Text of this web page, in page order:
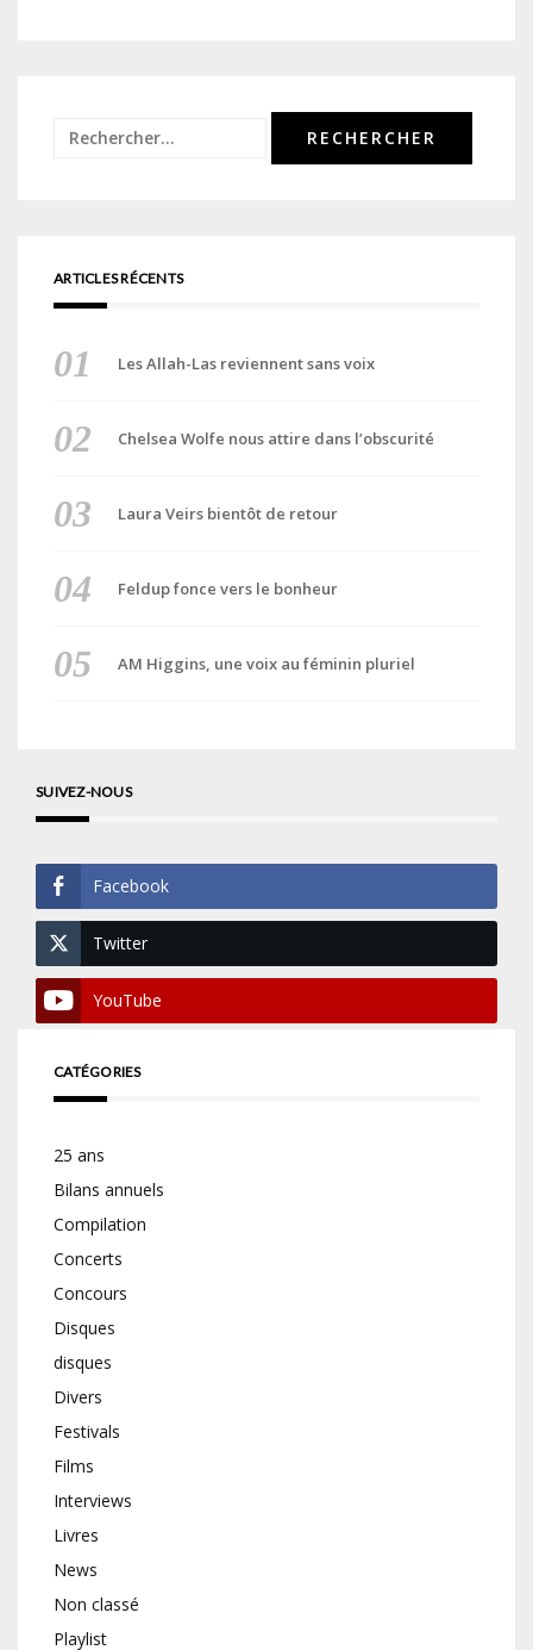
Rechercher :
ARTICLES RÉCENTS
Les Allah-Las reviennent sans voix
Chelsea Wolfe nous attire dans l’obscurité
Laura Veirs bientôt de retour
Feldup fonce vers le bonheur
AM Higgins, une voix au féminin pluriel
SUIVEZ-NOUS
Facebook
Twitter
YouTube
CATÉGORIES
25 ans
Bilans annuels
Compilation
Concerts
Concours
Disques
disques
Divers
Festivals
Films
Interviews
Livres
News
Non classé
Playlist